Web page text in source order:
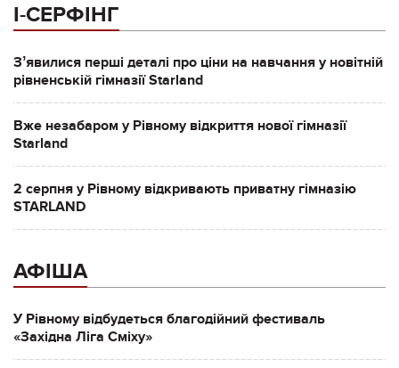
І-СЕРФІНГ
Зʼявилися перші деталі про ціни на навчання у новітній
рівненській гімназії Starland
Вже незабаром у Рівному відкриття нової гімназії
Starland
2 серпня у Рівному відкривають приватну гімназію
STARLAND
АФІША
У Рівному відбудеться благодійний фестиваль
«Західна Ліга Сміху»